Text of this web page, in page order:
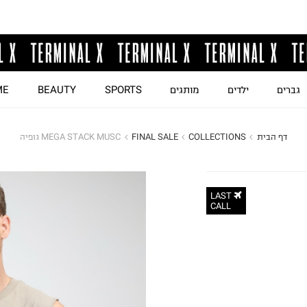
גברים ילדים מותגים SPORTS
BEAUTY
דף הבית COLLECTIONS
FINAL SALE MEGA STACK MUSC גופיה
LAST
CALL